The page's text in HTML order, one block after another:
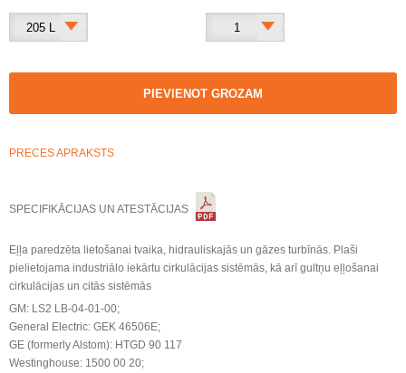
PIEVIENOT GROZAM
205 L 1
PRECES APRAKSTS
SPECIFIKĀCIJAS UN ATESTĀCIJAS
Eļļa paredzēta lietošanai tvaika, hidrauliskajās un gāzes turbīnās. Plaši
pielietojama industriālo iekārtu cirkulācijas sistēmās, kā arī gultņu eļļošanai
cirkulācijas un citās sistēmās
GM: LS2 LB-04-01-00;
General Electric: GEK 46506E;
GE (formerly Alstom): HTGD 90 117
Westinghouse: 1500 00 20;